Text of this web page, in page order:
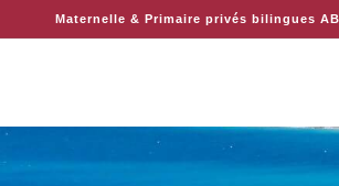
Maternelle & Primaire privés bilingues